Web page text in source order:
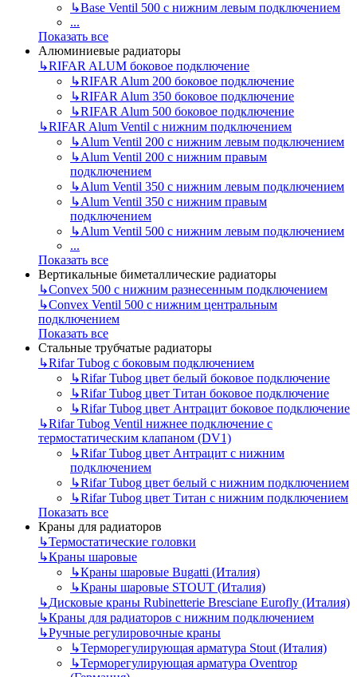
↳Base Ventil 500 с нижним левым подключением
...
Показать все
Алюминиевые радиаторы
↳RIFAR ALUM боковое подключение
↳RIFAR Alum 200 боковое подключение
↳RIFAR Alum 350 боковое подключение
↳RIFAR Alum 500 боковое подключение
↳RIFAR Alum Ventil с нижним подключением
↳Alum Ventil 200 с нижним левым подключением
↳Alum Ventil 200 с нижним правым
подключением
↳Alum Ventil 350 с нижним левым подключением
↳Alum Ventil 350 с нижним правым
подключением
↳Alum Ventil 500 с нижним левым подключением
...
Показать все
Вертикальные биметаллические радиаторы
↳Convex 500 с нижним разнесенным подключением
↳Convex Ventil 500 с нижним центральным
подключением
Показать все
Стальные трубчатые радиаторы
↳Rifar Tubog с боковым подключением
↳Rifar Tubog цвет белый боковое подключение
↳Rifar Tubog цвет Титан боковое подключение
↳Rifar Tubog цвет Антрацит боковое подключение
↳Rifar Tubog Ventil нижнее подключение с
термостатическим клапаном (DV1)
↳Rifar Tubog цвет Антрацит с нижним
подключением
↳Rifar Tubog цвет белый с нижним подключением
↳Rifar Tubog цвет Титан с нижним подключением
Показать все
Краны для радиаторов
↳Термостатические головки
↳Краны шаровые
↳Краны шаровые Bugatti (Италия)
↳Краны шаровые STOUT (Италия)
↳Дисковые краны Rubinetterie Bresciane Eurofly (Италия)
↳Краны для радиаторов с нижним подключением
↳Ручные регулировочные краны
↳Терморегулирующая арматура Stout (Италия)
↳Терморегулирующая арматура Oventrop